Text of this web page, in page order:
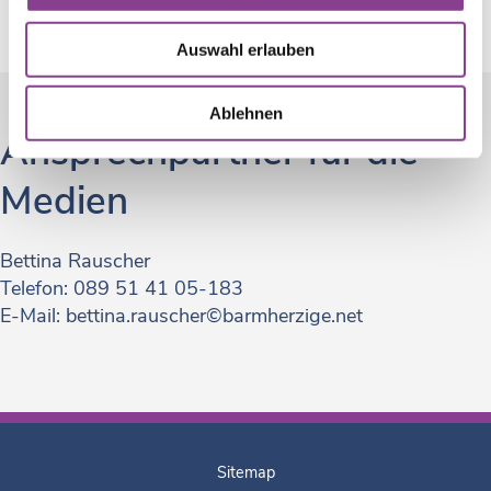
Auswahl erlauben
Ablehnen
Ansprechpartner für die
Medien
Bettina Rauscher
Telefon: 089 51 41 05-183
E-Mail: bettina.rauscher©barmherzige.net
Sitemap